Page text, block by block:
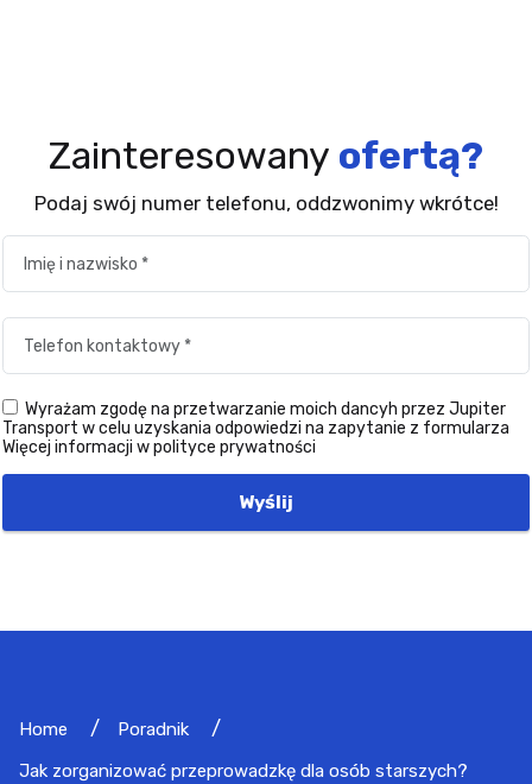
Zainteresowany ofertą?
Podaj swój numer telefonu, oddzwonimy wkrótce!
Wyrażam zgodę na przetwarzanie moich dancyh przez Jupiter
Transport w celu uzyskania odpowiedzi na zapytanie z formularza
Więcej informacji w polityce prywatności
Wyślij
Home
Poradnik
Jak zorganizować przeprowadzkę dla osób starszych?